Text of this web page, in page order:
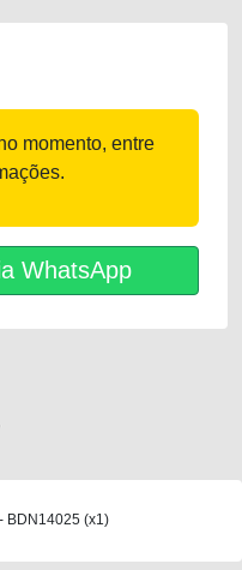
momento, entre
WhatsApp
BDN14025 (x1)